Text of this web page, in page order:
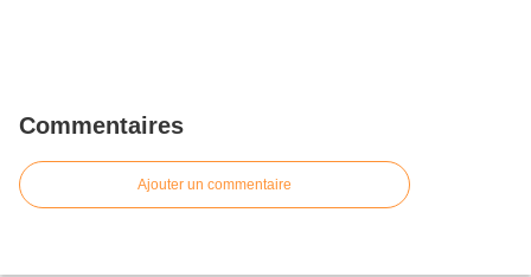
Commentaires
Ajouter un commentaire